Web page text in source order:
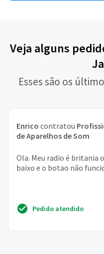
Veja alguns
Esses são os
Enrico contratou
de Aparelhos de Som
Ola. Meu radio é britania
baixo e o botao não
Pedido atendido